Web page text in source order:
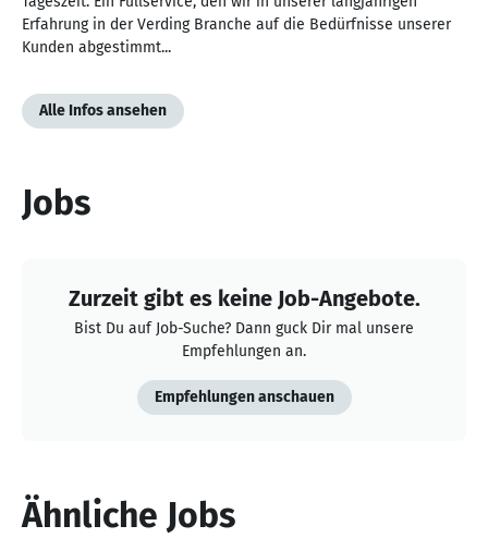
Erfahrung in der Verding Branche auf die Bedürfnisse unserer
Kunden abgestimmt...
Alle Infos ansehen
Jobs
Zurzeit gibt es keine Job-Angebote.
Bist Du auf Job-Suche? Dann guck Dir mal unsere
Empfehlungen an.
Empfehlungen anschauen
Ähnliche Jobs